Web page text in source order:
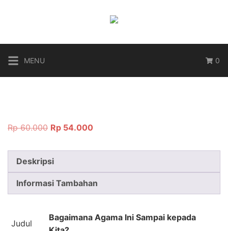
MENU 0
Rp60.000 Harga
adalah:
Rp 60.000.
Rp 54.000Harga
ini
Deskripsi
Informasi Tambahan
Judul
Bagaimana Agama Ini Sampai kepada